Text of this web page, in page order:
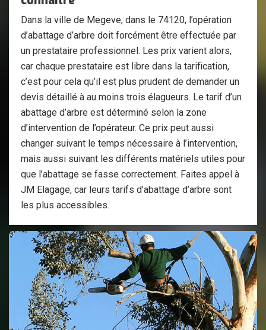
Dans la ville de Megeve, dans le 74120, l’opération
d’abattage d’arbre doit forcément être effectuée par
un prestataire professionnel. Les prix varient alors,
car chaque prestataire est libre dans la tarification,
c’est pour cela qu’il est plus prudent de demander un
devis détaillé à au moins trois élagueurs. Le tarif d’un
abattage d’arbre est déterminé selon la zone
d’intervention de l’opérateur. Ce prix peut aussi
changer suivant le temps nécessaire à l’intervention,
mais aussi suivant les différents matériels utiles pour
que l’abattage se fasse correctement. Faites appel à
JM Elagage, car leurs tarifs d’abattage d’arbre sont
les plus accessibles.